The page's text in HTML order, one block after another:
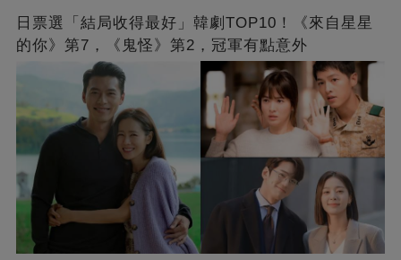
日票選「結局收得最好」韓劇TOP10！《來自星星
的你》第7，《鬼怪》第2，冠軍有點意外